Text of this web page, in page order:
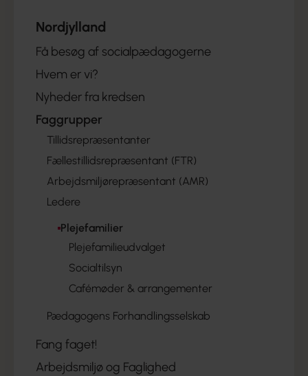
Nordjylland
Få besøg af socialpædagogerne
Hvem er vi?
Nyheder fra kredsen
Faggrupper
Tillidsrepræsentanter
Fællestillidsrepræsentant (FTR)
Arbejdsmiljørepræsentant (AMR)
Ledere
Plejefamilier
Plejefamilieudvalget
Socialtilsyn
Cafémøder & arrangementer
Pædagogens Forhandlingsselskab
Fang faget!
Arbejdsmiljø og Faglighed